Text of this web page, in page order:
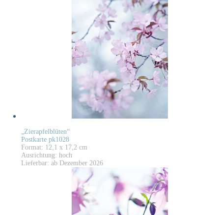
„Zierapfelblüten“
Postkarte pk1028
Format: 12,1 x 17,2 cm
Ausrichtung: hoch
Lieferbar: ab Dezember 2026